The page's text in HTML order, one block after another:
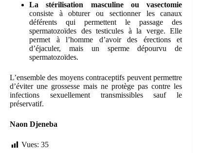
La stérilisation masculine ou vasectomie
consiste à obturer ou sectionner les canaux
déférents qui permettent le passage des
spermatozoïdes des testicules à la verge. Elle
permet à l’homme d’avoir des érections et
d’éjaculer, mais un sperme dépourvu de
spermatozoïdes.
L’ensemble des moyens contraceptifs peuvent permettre
d’éviter une grossesse mais ne protège pas contre les
infections sexuellement transmissibles sauf le
préservatif.
Naon Djeneba
Vues: 35